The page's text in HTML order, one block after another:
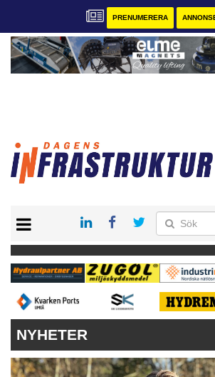
PRENUMERERA
KONTAKT
VÅRA ANDRA MAGASIN
PRENUMERERA
NYHETER